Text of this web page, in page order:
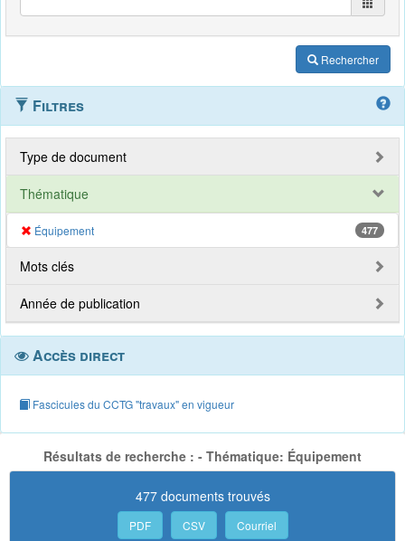
Rechercher
Filtres
Type de document
Thématique
Équipement 477
Mots clés
Année de publication
Accès direct
Fascicules du CCTG "travaux" en vigueur
Résultats de recherche : - Thématique: Équipement
477 documents trouvés
PDF CSV Courriel